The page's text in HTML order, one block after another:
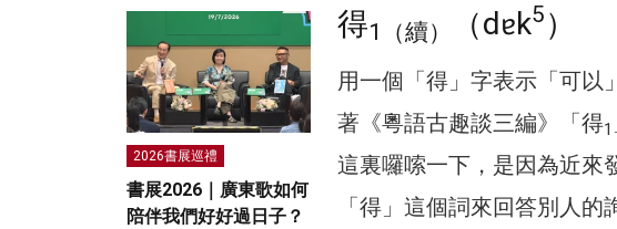
得1（續） （dɐk5 ）
用一個「得」字表示「可以
著《粵語古趣談三編》「得1
這裏囉嗦一下，是因為近來
「得」這個詞來回答別人
2026書展巡禮
書展2026｜廣東歌如何
陪伴我們好好過日子？